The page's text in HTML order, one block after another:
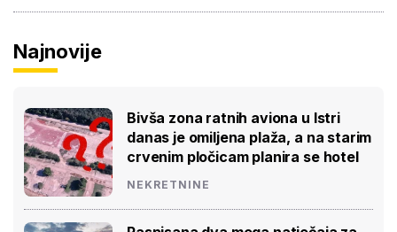
Najnovije
Bivša zona ratnih aviona u Istri
danas je omiljena plaža, a na starim
crvenim pločicam planira se hotel
NEKRETNINE